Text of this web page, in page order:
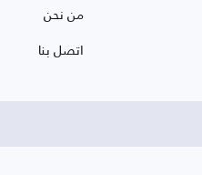
من نحن
اتصل بنا